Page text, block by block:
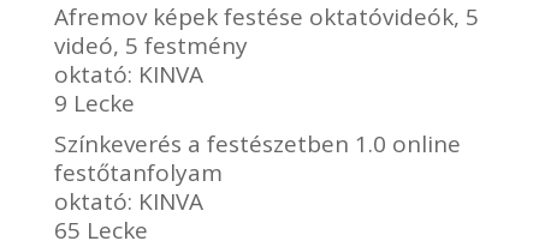
Afremov képek festése oktatóvideók, 5
videó, 5 festmény
oktató: KINVA
9 Lecke
Színkeverés a festészetben 1.0 online
festőtanfolyam
oktató: KINVA
65 Lecke